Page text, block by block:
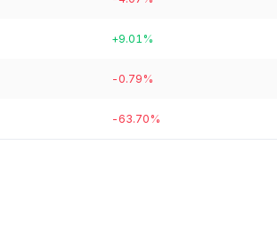
+9.01%
-0.79%
-63.70%